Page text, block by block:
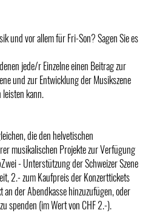
und vor allem für Fri-Son? Sagen Sie es
jede/r Einzelne einen Beitrag zur
und zur Entwicklung der Musikszene
kann.
die den helvetischen
musikalischen Projekte zur Verfügung
- Unterstützung der Schweizer Szene
2.- zum Kaufpreis der Konzerttickets
der Abendkasse hinzuzufügen, oder
spenden (im Wert von CHF 2.-).